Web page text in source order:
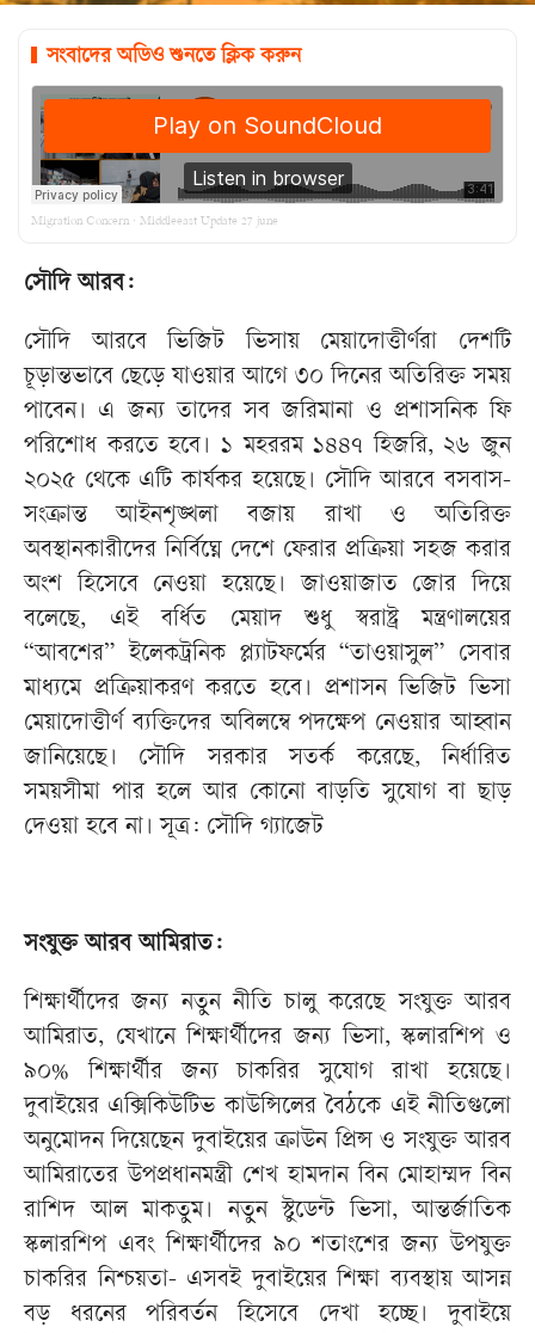
সংবাদের অডিও শুনতে ক্লিক করুন
Migration Concern · Middleeast Update 27 june
সৌদি আরব:
সৌদি আরবে ভিজিট ভিসায় মেয়াদোত্তীর্ণরা দেশটি
চূড়ান্তভাবে ছেড়ে যাওয়ার আগে ৩০ দিনের অতিরিক্ত সময়
পাবেন। এ জন্য তাদের সব জরিমানা ও প্রশাসনিক ফি
পরিশোধ করতে হবে। ১ মহররম ১৪৪৭ হিজরি, ২৬ জুন
২০২৫ থেকে এটি কার্যকর হয়েছে। সৌদি আরবে বসবাস-
সংক্রান্ত আইনশৃঙ্খলা বজায় রাখা ও অতিরিক্ত
অবস্থানকারীদের নির্বিঘ্নে দেশে ফেরার প্রক্রিয়া সহজ করার
অংশ হিসেবে নেওয়া হয়েছে। জাওয়াজাত জোর দিয়ে
বলেছে, এই বর্ধিত মেয়াদ শুধু স্বরাষ্ট্র মন্ত্রণালয়ের
“আবশের” ইলেকট্রনিক প্ল্যাটফর্মের “তাওয়াসুল” সেবার
মাধ্যমে প্রক্রিয়াকরণ করতে হবে। প্রশাসন ভিজিট ভিসা
মেয়াদোত্তীর্ণ ব্যক্তিদের অবিলম্বে পদক্ষেপ নেওয়ার আহ্বান
জানিয়েছে। সৌদি সরকার সতর্ক করেছে, নির্ধারিত
সময়সীমা পার হলে আর কোনো বাড়তি সুযোগ বা ছাড়
দেওয়া হবে না। সূত্র: সৌদি গ্যাজেট
সংযুক্ত আরব আমিরাত:
শিক্ষার্থীদের জন্য নতুন নীতি চালু করেছে সংযুক্ত আরব
আমিরাত, যেখানে শিক্ষার্থীদের জন্য ভিসা, স্কলারশিপ ও
৯০% শিক্ষার্থীর জন্য চাকরির সুযোগ রাখা হয়েছে।
দুবাইয়ের এক্সিকিউটিভ কাউন্সিলের বৈঠকে এই নীতিগুলো
অনুমোদন দিয়েছেন দুবাইয়ের ক্রাউন প্রিন্স ও সংযুক্ত আরব
আমিরাতের উপপ্রধানমন্ত্রী শেখ হামদান বিন মোহাম্মদ বিন
রাশিদ আল মাকতুম। নতুন স্টুডেন্ট ভিসা, আন্তর্জাতিক
স্কলারশিপ এবং শিক্ষার্থীদের ৯০ শতাংশের জন্য উপযুক্ত
চাকরির নিশ্চয়তা- এসবই দুবাইয়ের শিক্ষা ব্যবস্থায় আসন্ন
বড় ধরনের পরিবর্তন হিসেবে দেখা হচ্ছে। দুবাইয়ে